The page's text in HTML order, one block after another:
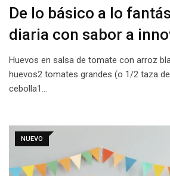
De lo básico a lo
diaria con sabor a
Huevos en salsa de tomate con arroz
huevos2 tomates grandes (o 1/2 taza
cebolla1…
NUEVO